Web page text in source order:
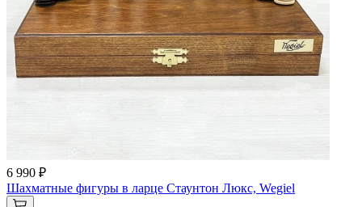
6 990 ₽
Шахматные фигуры в ларце Стаунтон Люкс, Wegiel